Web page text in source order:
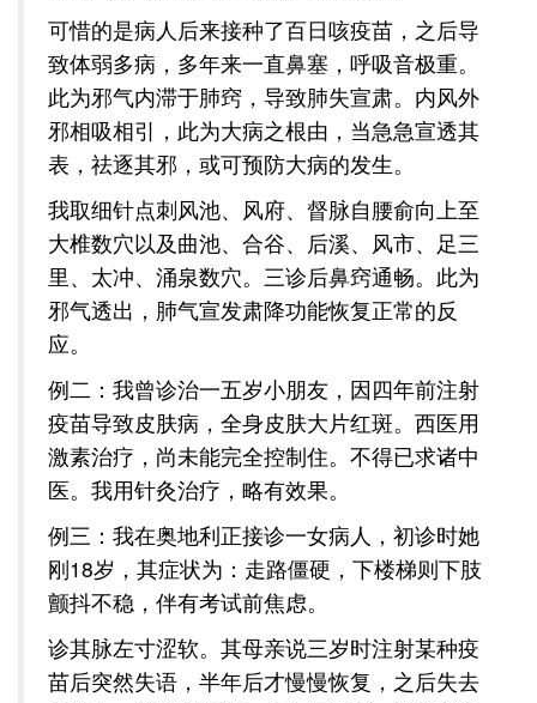
可惜的是病人后来接种了百日咳疫苗，之后导
致体弱多病，多年来一直鼻塞，呼吸音极重。
此为邪气内滞于肺窍，导致肺失宣肃。内风外
邪相吸相引，此为大病之根由，当急急宣透其
表，祛逐其邪，或可预防大病的发生。
我取细针点刺风池、风府、督脉自腰俞向上至
大椎数穴以及曲池、合谷、后溪、风市、足三
里、太冲、涌泉数穴。三诊后鼻窍通畅。此为
邪气透出，肺气宣发肃降功能恢复正常的反
应。
例二：我曾诊治一五岁小朋友，因四年前注射
疫苗导致皮肤病，全身皮肤大片红斑。西医用
激素治疗，尚未能完全控制住。不得已求诸中
医。我用针灸治疗，略有效果。
例三：我在奥地利正接诊一女病人，初诊时她
刚18岁，其症状为：走路僵硬，下楼梯则下肢
颤抖不稳，伴有考试前焦虑。
诊其脉左寸涩软。其母亲说三岁时注射某种疫
苗后突然失语，半年后才慢慢恢复，之后失去